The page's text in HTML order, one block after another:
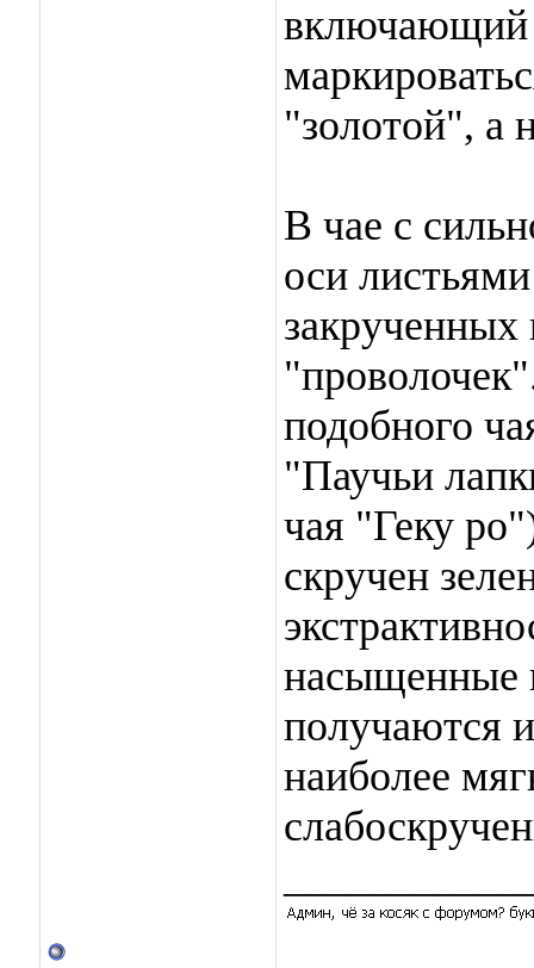
включающий
"золотой", а
В чае с
оси
подобного
"Паучьи
чая "Геку
скручен
насыщенные
получаются
наиболее